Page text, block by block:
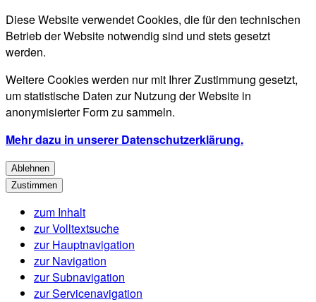
Diese Website verwendet Cookies, die für den technischen
Betrieb der Website notwendig sind und stets gesetzt
werden.
Weitere Cookies werden nur mit Ihrer Zustimmung gesetzt,
um statistische Daten zur Nutzung der Website in
anonymisierter Form zu sammeln.
Mehr dazu in unserer Datenschutzerklärung.
Ablehnen
Zustimmen
zum Inhalt
zur Volltextsuche
zur Hauptnavigation
zur Navigation
zur Subnavigation
zur Servicenavigation